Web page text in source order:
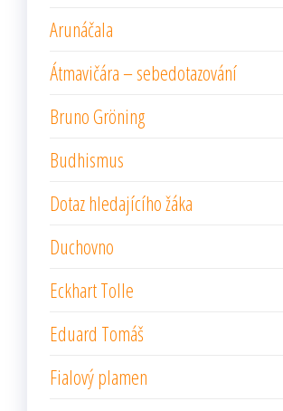
Arunáčala
Átmavičára – sebedotazování
Bruno Gröning
Budhismus
Dotaz hledajícího žáka
Duchovno
Eckhart Tolle
Eduard Tomáš
Fialový plamen